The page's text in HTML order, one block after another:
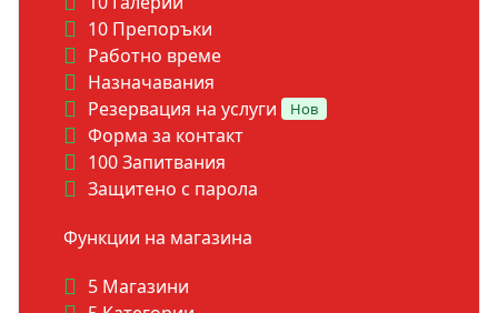
10 Препоръки
Работно време
Назначавания
Резервация на услуги
Нов
Форма за контакт
100 Запитвания
Защитено с парола
Функции на магазина
5 Магазини